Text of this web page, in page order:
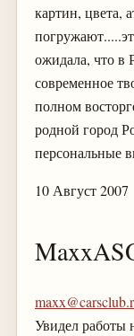
картин, цвета,
ожидала, что в
современное
полном
родной город
персональные
10 Август 2007
Увидел работы